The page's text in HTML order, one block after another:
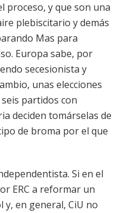
proceso, y que son una
plebiscitario y demás
Mas para
Europa sabe, por
secesionista y
unas elecciones
partidos con
deciden tomárselas de
de broma por el que
Si en el
ERC a reformar un
en general, CiU no